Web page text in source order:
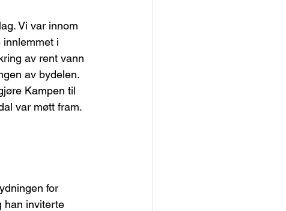
Vi var innom
i
av rent vann
av bydelen.
Kampen til
var møtt fram.
for
han inviterte